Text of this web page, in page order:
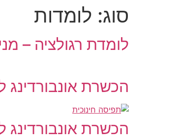
סוג: לומדות
לומדת רגולציה –
הכשרת אונבורדינג
הכשרת אונבורדינג